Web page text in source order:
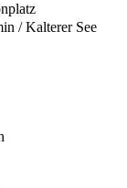
/ Kalterer See